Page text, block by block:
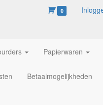
0
Papierwaren
Betaalmogelijkheden